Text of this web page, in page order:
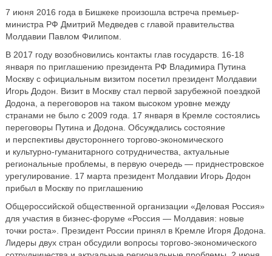
7 июня 2016 года в Бишкеке произошла встреча премьер-
министра РФ Дмитрий Медведев с главой правительства
Молдавии Павлом Филипом.
В 2017 году возобновились контакты глав государств. 16-18
января по приглашению президента РФ Владимира Путина
Москву с официальным визитом посетил президент Молдавии
Игорь Додон. Визит в Москву стал первой зарубежной поездкой
Додона, а переговоров на таком высоком уровне между
странами не было с 2009 года. 17 января в Кремле состоялись
переговоры Путина и Додона. Обсуждались состояние
и перспективы двустороннего торгово-экономического
и культурно-гуманитарного сотрудничества, актуальные
региональные проблемы, в первую очередь — приднестровское
урегулирование. 17 марта президент Молдавии Игорь Додон
прибыл в Москву по приглашению
Общероссийской общественной организации «Деловая Россия»
для участия в бизнес-форуме «Россия — Молдавия: новые
точки роста». Президент России принял в Кремле Игоря Додона.
Лидеры двух стран обсудили вопросы торгово-экономического